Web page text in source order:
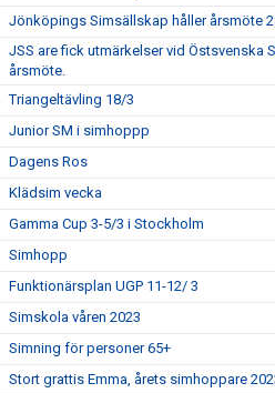
Jönköpings Simsällskap håller årsmöte
JSS are fick utmärkelser vid Östsvenska
årsmöte.
Triangeltävling 18/3
Junior SM i simhoppp
Dagens Ros
Klädsim vecka
Gamma Cup 3-5/3 i Stockholm
Simhopp
Funktionärsplan UGP 11-12/ 3
Simskola våren 2023
Simning för personer 65+
Stort grattis Emma, årets simhoppare